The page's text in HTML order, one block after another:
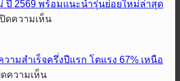
ปี 2569 พร้อมแนะนำรุ่นย่อยใหม่ล่าสุด
ปิดความเห็นบน
ต้า
วามสำเร็จครึ่งปีแรก โตแรง 67% เหนือ
ความเห็นบน